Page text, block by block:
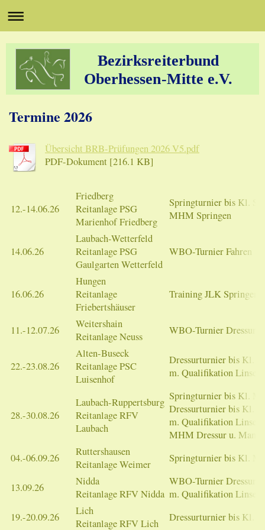
Bezirksreiterbund
Oberhessen-Mitte e.V.
Termine 2026
Übersicht BRB-Prüfungen 2026 V5.pdf
PDF-Dokument [216.1 KB]
12.-14.06.26
Friedberg
Reitanlage PSG
Marienhof Friedberg
Springturnier bis Kl. S;
MHM Springen
14.06.26
Laubach-Wetterfeld
Reitanlage PSG
Gaulgarten Wetterfeld
WBO-Turnier Fahren
16.06.26
Hungen
Reitanlage
Friebertshäuser
Training JLK Springen
11.-12.07.26
Weitershain
Reitanlage Neuss
WBO-Turnier Dressur/
22.-23.08.26
Alten-Buseck
Reitanlage PSC
Luisenhof
Dressurturnier bis Kl.
m. Qualifikation
28.-30.08.26
Laubach-Ruppertsburg
Reitanlage RFV
Laubach
Springturnier bis Kl.
Dressurturnier bis Kl.
m. Qualifikation
MHM Dressur u.
04.-06.09.26
Ruttershausen
Reitanlage Weimer
Springturnier bis Kl.
13.09.26
Nidda
Reitanlage RFV Nidda
WBO-Turnier Dressur/
m. Qualifikation
19.-20.09.26
Lich
Reitanlage RFV Lich
Dressurturnier bis Kl.